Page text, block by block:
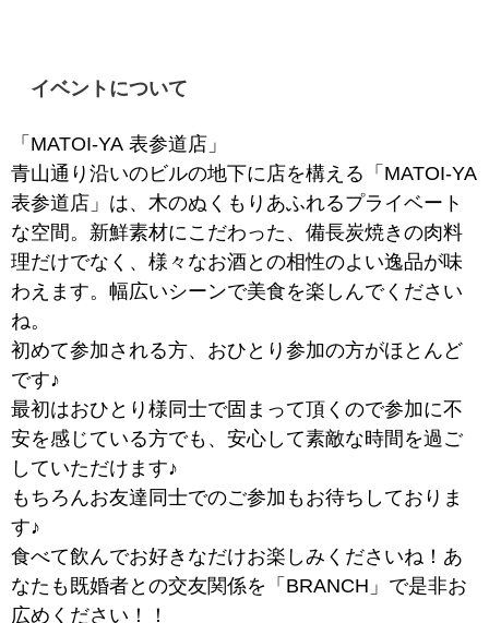
イベントについて
「MATOI-YA 表参道店」
青山通り沿いのビルの地下に店を構える「MATOI-YA
表参道店」は、木のぬくもりあふれるプライベート
な空間。新鮮素材にこだわった、備長炭焼きの肉料
理だけでなく、様々なお酒との相性のよい逸品が味
わえます。幅広いシーンで美食を楽しんでください
ね。
初めて参加される方、おひとり参加の方がほとんど
です♪
最初はおひとり様同士で固まって頂くので参加に不
安を感じている方でも、安心して素敵な時間を過ご
していただけます♪
もちろんお友達同士でのご参加もお待ちしておりま
す♪
食べて飲んでお好きなだけお楽しみくださいね！あ
なたも既婚者との交友関係を「BRANCH」で是非お
広めください！！